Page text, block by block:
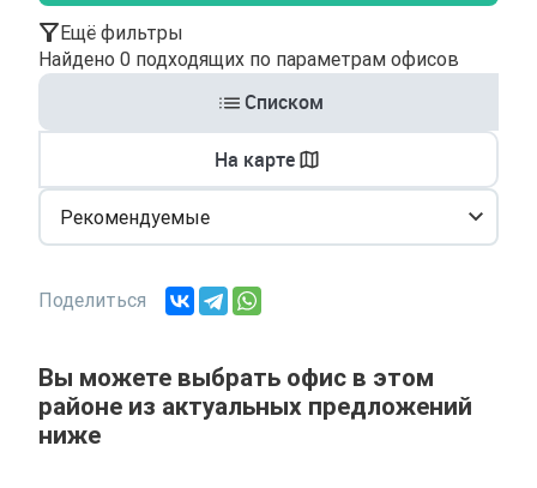
Ещё фильтры
Найдено 0 подходящих по параметрам офисов
Списком
На карте
Рекомендуемые
Поделиться
Вы можете выбрать офис в этом
районе из актуальных предложений
ниже